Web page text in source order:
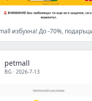
petmall
BG · 2026-7-13